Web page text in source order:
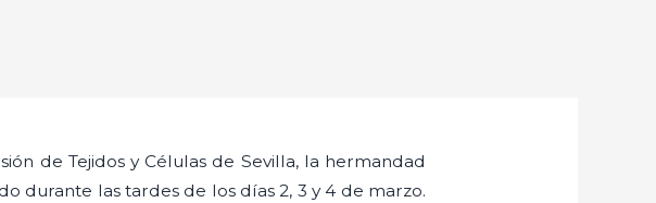
de Tejidos y Células de Sevilla, la hermandad
durante las tardes de los días 2, 3 y 4 de marzo.